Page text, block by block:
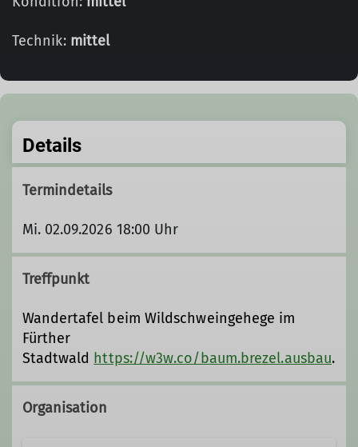
Technik: mittel
Details
Termindetails
Mi. 02.09.2026 18:00 Uhr
Treffpunkt
Wandertafel beim Wildschweingehege im
Fürther
Stadtwald https://w3w.co/baum.brezel.ausbau.
Organisation